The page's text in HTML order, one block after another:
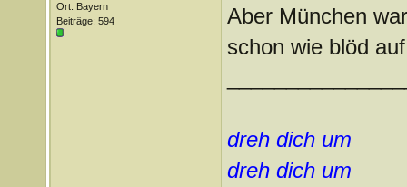
Ort: Bayern
Beiträge: 594
Aber München
schon wie blöd
dreh dich um
dreh dich um